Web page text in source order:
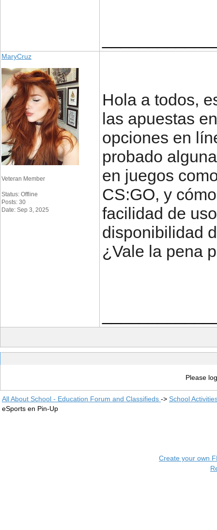
MaryCruz
Veteran Member
Status: Offline
Posts: 30
Date: Sep 3, 2025
Hola a todos,
las apuestas
opciones en
probado
en juegos
CS:GO, y
facilidad de
disponibilidad
¿Vale la pena
Please
All About School - Education Forum and Classifieds -> School
eSports en Pin-Up
Create your own